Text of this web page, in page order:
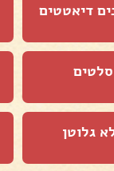
דיאטטים
סלטים
גלוטן